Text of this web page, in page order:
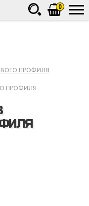
0
ПРОФИЛЯ
ПРОФИЛЯ